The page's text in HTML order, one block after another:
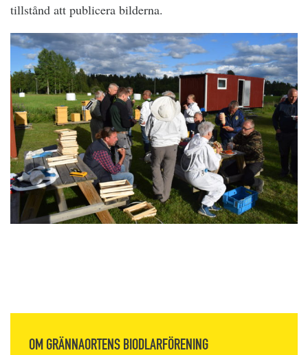
tillstånd att publicera bilderna.
OM GRÄNNAORTENS BIODLARFÖRENING